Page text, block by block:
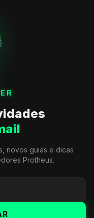
novos guias e dicas
Protheus.